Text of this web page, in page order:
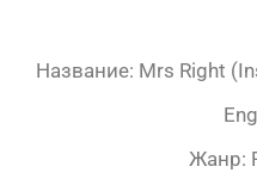
Название: Mrs Right
Жанр: